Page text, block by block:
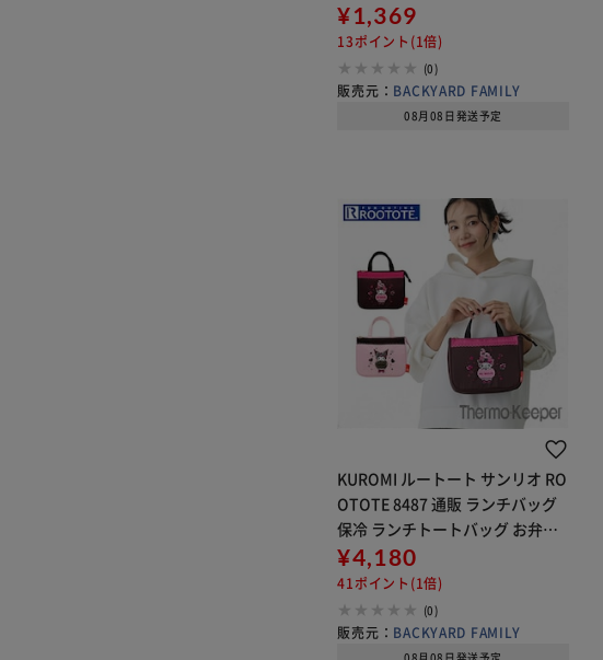
袋 保冷巾着 お弁当包み 弁当包み
子供 子ども 入園 入学 大人 かわい
い おしゃれ お
¥1,369
13ポイント(1倍)
(0)
販売元： BACKYARD FAMILY
08月08日発送予定
KUROMI ルートート サンリオ RO
OTOTE 8487 通販 ランチバッグ
保冷 ランチトートバッグ お弁当
袋 保冷バッグ 保冷バック トート
バッグ ファスナー お弁当 小さめ
マイメロディ 洗
¥4,180
41ポイント(1倍)
(0)
販売元： BACKYARD FAMILY